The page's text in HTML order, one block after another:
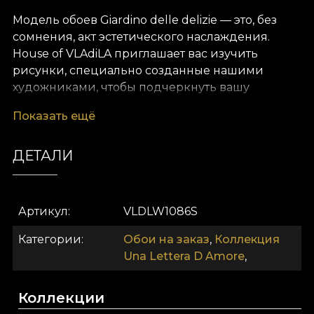
Модель обоев Giardino delle delizie — это, без
сомнения, акт эстетического наслаждения.
House of VLAdiLA приглашает вас изучить
рисунки, специально созданные нашими
художниками, чтобы подчеркнуть вашу
превращать любое пространство в сцену из
природой, а интерьер становится настоящим
произведением искусства.
Как и все наши обои, модель Giardino delle
delizie изготовлена на основе Vlies. Это нетканый
материал, очень прочный и долговечный. Мы
предлагаем три разные текстуры, чтобы вы
могли выбрать ощущение, которое принесёте
приятные на ощупь. Текстура Canvas создаёт
Показать ещё
ДЕТАЛИ
Артикул VLDLW1086S
Категории Обои на заказ, Коллекция
Una Lettera D Amore,
Коллекции